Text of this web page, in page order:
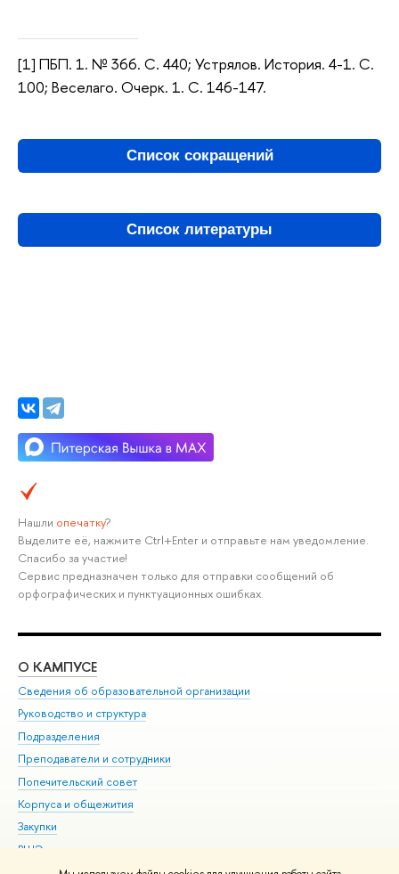
[1] ПБП. 1. № 366. С. 440; Устрялов. История. 4-1. С.
100; Веселаго. Очерк. 1. С. 146-147.
Список сокращений
Список литературы
Нашли опечатку?
Выделите её, нажмите Ctrl+Enter и отправьте нам уведомление.
Спасибо за участие!
Сервис предназначен только для отправки сообщений об
орфографических и пунктуационных ошибках.
О КАМПУСЕ
Сведения об образовательной организации
Руководство и структура
Подразделения
Преподаватели и сотрудники
Попечительский совет
Корпуса и общежития
Закупки
ВШЭ для студентов с ограниченными возможностями
здоровья и инвалидностью